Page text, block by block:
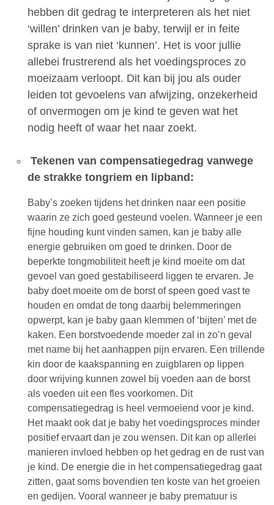
hebben dit gedrag te interpreteren als het niet
‘willen’ drinken van je baby, terwijl er in feite
sprake is van niet ‘kunnen’. Het is voor jullie
allebei frustrerend als het voedingsproces zo
moeizaam verloopt. Dit kan bij jou als ouder
leiden tot gevoelens van afwijzing, onzekerheid
of onvermogen om je kind te geven wat het
nodig heeft of waar het naar zoekt.
Tekenen van compensatiegedrag vanwege
de strakke tongriem en lipband:
Baby’s zoeken tijdens het drinken naar een positie
waarin ze zich goed gesteund voelen. Wanneer je een
fijne houding kunt vinden samen, kan je baby alle
energie gebruiken om goed te drinken. Door de
beperkte tongmobiliteit heeft je kind moeite om dat
gevoel van goed gestabiliseerd liggen te ervaren. Je
baby doet moeite om de borst of speen goed vast te
houden en omdat de tong daarbij belemmeringen
opwerpt, kan je baby gaan klemmen of ‘bijten’ met de
kaken. Een borstvoedende moeder zal in zo’n geval
met name bij het aanhappen pijn ervaren. Een trillende
kin door de kaakspanning en zuigblaren op lippen
door wrijving kunnen zowel bij voeden aan de borst
als voeden uit een fles voorkomen. Dit
compensatiegedrag is heel vermoeiend voor je kind.
Het maakt ook dat je baby het voedingsproces minder
positief ervaart dan je zou wensen. Dit kan op allerlei
manieren invloed hebben op het gedrag en de rust van
je kind. De energie die in het compensatiegedrag gaat
zitten, gaat soms bovendien ten koste van het groeien
en gedijen. Vooral wanneer je baby prematuur is